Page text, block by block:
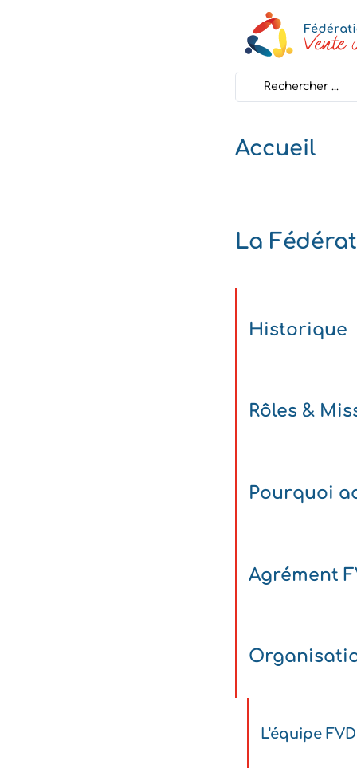
Search
...
Accueil
La
Historique
Rôles &
Pourquoi
Agrément
L'équipe FVD